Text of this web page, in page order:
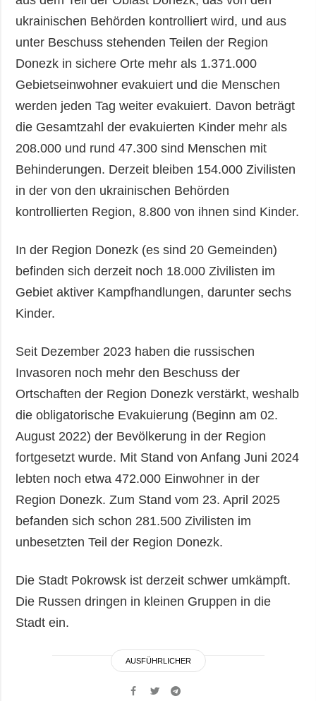
ukrainischen Behörden kontrolliert wird, und aus
unter Beschuss stehenden Teilen der Region
Donezk in sichere Orte mehr als 1.371.000
Gebietseinwohner evakuiert und die Menschen
werden jeden Tag weiter evakuiert. Davon beträgt
die Gesamtzahl der evakuierten Kinder mehr als
208.000 und rund 47.300 sind Menschen mit
Behinderungen. Derzeit bleiben 154.000 Zivilisten
in der von den ukrainischen Behörden
kontrollierten Region, 8.800 von ihnen sind Kinder.
In der Region Donezk (es sind 20 Gemeinden)
befinden sich derzeit noch 18.000 Zivilisten im
Gebiet aktiver Kampfhandlungen, darunter sechs
Kinder.
Seit Dezember 2023 haben die russischen
Invasoren noch mehr den Beschuss der
Ortschaften der Region Donezk verstärkt, weshalb
die obligatorische Evakuierung (Beginn am 02.
August 2022) der Bevölkerung in der Region
fortgesetzt wurde. Mit Stand von Anfang Juni 2024
lebten noch etwa 472.000 Einwohner in der
Region Donezk. Zum Stand vom 23. April 2025
befanden sich schon 281.500 Zivilisten im
unbesetzten Teil der Region Donezk.
Die Stadt Pokrowsk ist derzeit schwer umkämpft.
Die Russen dringen in kleinen Gruppen in die
Stadt ein.
AUSFÜHRLICHER